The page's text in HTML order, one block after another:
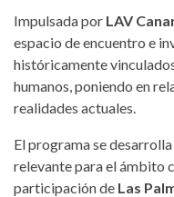
Impulsada por LAV
espacio de encuentro e
históricamente
humanos, poniendo en
realidades actuales.
El programa se
relevante para el ámbito
participación de Las